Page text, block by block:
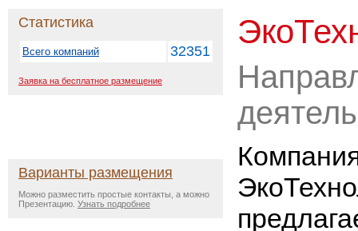
Статистика
Всего компаний 32351
Заявка на бесплатное размещение
Варианты размещения
Можно разместить простые контакты, а можно
Презентацию. Узнать подробнее